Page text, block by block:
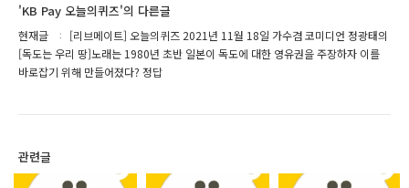
'KB Pay 오늘의퀴즈'의 다른글
현재글
[리브메이트] 오늘의퀴즈 2021년 11월 18일 가수겸 코미디언 정광태의
[독도는 우리 땅]노래는 1980년 초반 일본이 독도에 대한 영유권을 주장하자 이를
바로잡기 위해 만들어졌다? 정답
관련글